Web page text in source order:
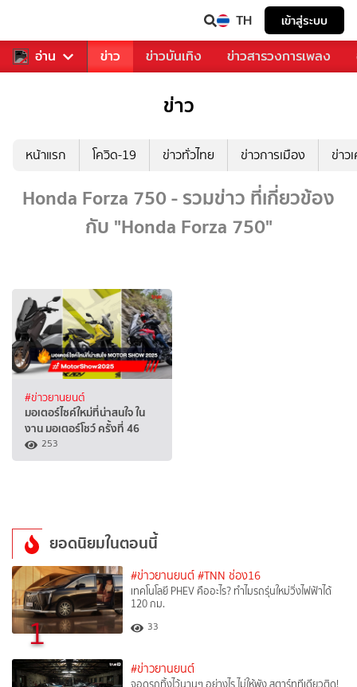
TH เข้าสู่ระบบ
อ่าน
คุณ กีฬา ข่าว ข่าวบันเทิง ข่าวสารวงการเพลง
ข่าว
หน้าแรก โควิด-19 ข่าวทั่วไทย ข่าวการเมือง ข่าว
Honda Forza 750 - รวมข่าว ที่เกี่ยวข้อง
กับ "Honda Forza 750"
#ข่าวยานยนต์
มอเตอร์ไซค์ใหม่ที่น่าสนใจ ใน
งาน มอเตอร์โชว์ ครั้งที่ 46
253
ยอดนิยมในตอนนี้
1
#ข่าวยานยนต์ #TNN ช่อง16
เทคโนโลยี PHEV คืออะไร? ทำไมรถรุ่นใหม่วิ่งไฟฟ้าได้
120 กม.
33
#ข่าวยานยนต์